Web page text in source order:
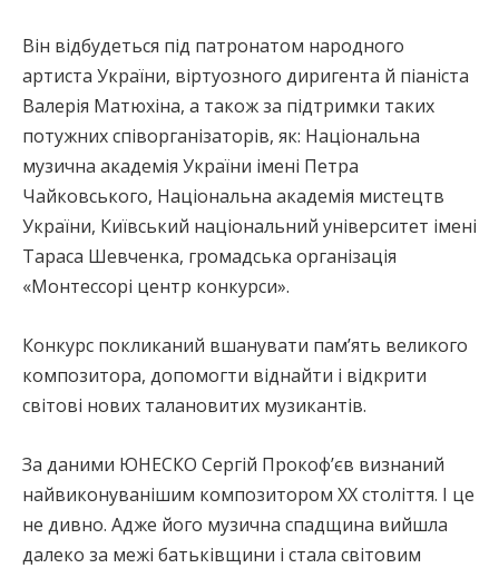
Він відбудеться під патронатом народного
артиста України, віртуозного диригента й піаніста
Валерія Матюхіна, а також за підтримки таких
потужних співорганізаторів, як: Національна
музична академія України імені Петра
Чайковського, Національна академія мистецтв
України, Київський національний університет імені
Тараса Шевченка, громадська організація
«Монтессорі центр конкурси».
Конкурс покликаний вшанувати пам’ять великого
композитора, допомогти віднайти і відкрити
світові нових талановитих музикантів.
За даними ЮНЕСКО Сергій Прокоф’єв визнаний
найвиконуванішим композитором XX століття. І це
не дивно. Адже його музична спадщина вийшла
далеко за межі батьківщини і стала світовим